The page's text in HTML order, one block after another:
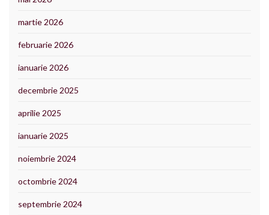
martie 2026
februarie 2026
ianuarie 2026
decembrie 2025
aprilie 2025
ianuarie 2025
noiembrie 2024
octombrie 2024
septembrie 2024